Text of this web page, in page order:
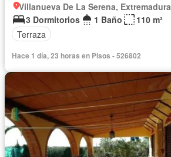
Villanueva De La Serena, Extremadura
3 Dormitorios
1 Baño
110 m²
Terraza
Hace 1 día, 23 horas en Pisos - 526802